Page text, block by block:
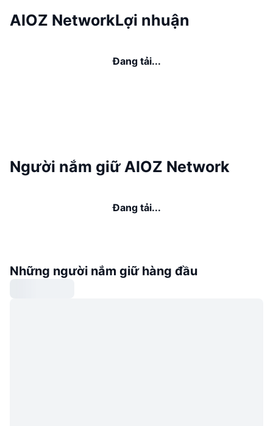
AIOZ NetworkLợi nhuận
Đang tải...
Người nắm giữ AIOZ Network
Đang tải...
Những người nắm giữ hàng đầu